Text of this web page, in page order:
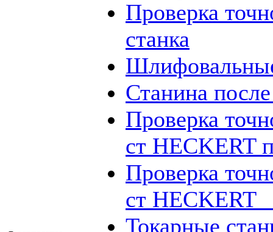
Проверка
станка
Станина
Проверка
ст HECKERT
Проверка
ст HECKERT
Токарные